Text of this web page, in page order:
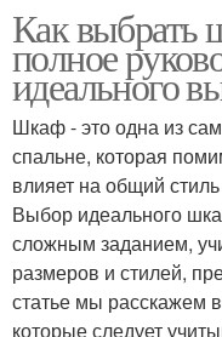
Как выбрать
полное
идеального
Шкаф - это одна из
спальне, которая
влияет на общий
Выбор идеального
сложным заданием,
размеров и стилей,
статье мы расскажем
которые следует